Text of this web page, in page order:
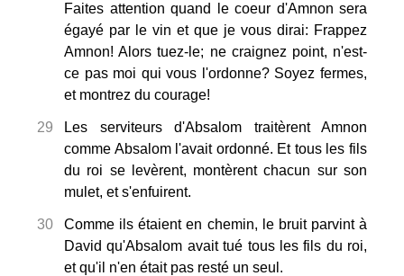
Faites attention quand le coeur d'Amnon sera
égayé par le vin et que je vous dirai: Frappez
Amnon! Alors tuez-le; ne craignez point, n'est-
ce pas moi qui vous l'ordonne? Soyez fermes,
et montrez du courage!
29
Les serviteurs d'Absalom traitèrent Amnon
comme Absalom l'avait ordonné. Et tous les fils
du roi se levèrent, montèrent chacun sur son
mulet, et s'enfuirent.
30
Comme ils étaient en chemin, le bruit parvint à
David qu'Absalom avait tué tous les fils du roi,
et qu'il n'en était pas resté un seul.